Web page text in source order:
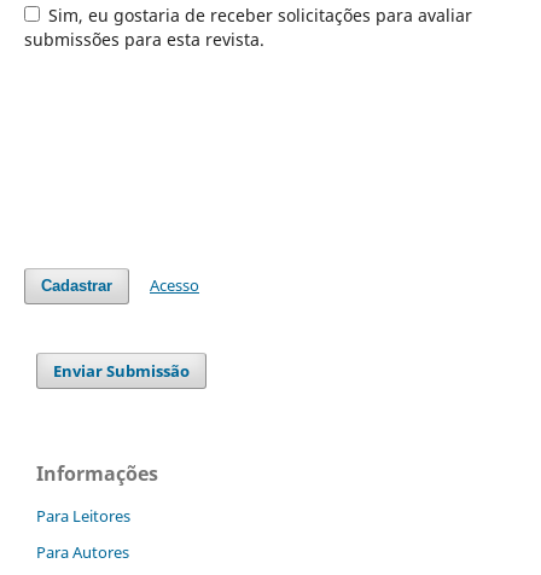
Sim, eu gostaria de receber solicitações para avaliar
submissões para esta revista.
Cadastrar Acesso
Enviar Submissão
Informações
Para Leitores
Para Autores